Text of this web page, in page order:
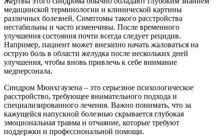
медицинской терминологии и клинической картины
различных болезней. Симптомы такого расстройства
нестабильны и часто изменчивы. После временного
улучшения состояния почти всегда следует рецидив.
Например, пациент может внезапно начать жаловаться на
острую боль в области желудка после нескольких дней
улучшения, чтобы вновь привлечь к себе внимание
медперсонала.
Синдром Мюнхгаузена – это серьезное психологическое
расстройство, требующее внимательного подхода и
специализированного лечения. Важно понимать, что за
кажущейся напускной болезнью скрывается глубокая
эмоциональная травма и отчаяние, которые требуют
поддержки и профессиональной помощи.